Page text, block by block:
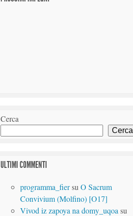
Cerca
Cerca
ULTIMI COMMENTI
programma_fiersuO Sacrum
Convivium (Molfino) [O17]
Vivod iz zapoya na domy_uqoa su